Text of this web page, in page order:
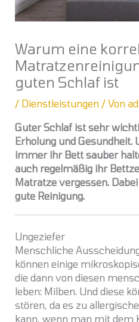
Warum eine
guten Schlaf ist
/ Dienstleistungen / Von
Guter Schlaf ist sehr
Erholung und Gesundheit.
immer ihr Bett sauber
auch regelmäßig ihr
Matratze vergessen.
gute Reinigung.
Ungeziefer
Menschliche
können einige
die dann von diesen
leben: Milben. Und diese
stören, da es zu
kann, wenn man mit dem